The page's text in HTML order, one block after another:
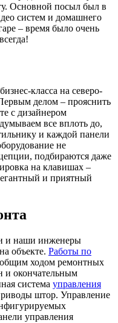
Основной посыл был в
систем и домашнего
– время было очень
класса на северо-
делом – прояснить
с дизайнером
все вплоть до,
и каждой панели
не
подбираются даже
на клавишах –
и приятный
и наши инженеры
объекте. Работы по
общим ходом ремонтных
и окончательным
система управления
штор. Управление
управления